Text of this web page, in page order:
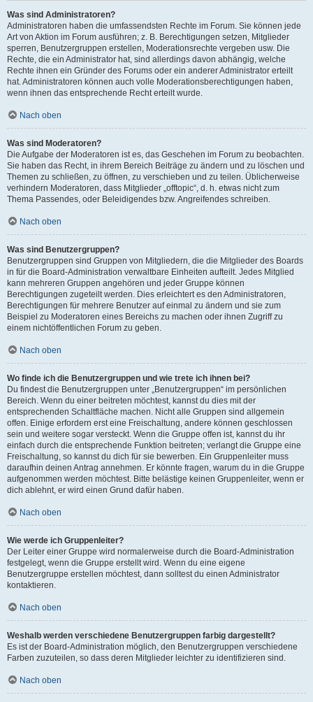
Was sind Administratoren?
Administratoren haben die umfassendsten Rechte im Forum. Sie können jede
Art von Aktion im Forum ausführen; z. B. Berechtigungen setzen, Mitglieder
sperren, Benutzergruppen erstellen, Moderationsrechte vergeben usw. Die
Rechte, die ein Administrator hat, sind allerdings davon abhängig, welche
Rechte ihnen ein Gründer des Forums oder ein anderer Administrator erteilt
hat. Administratoren können auch volle Moderationsberechtigungen haben,
wenn ihnen das entsprechende Recht erteilt wurde.
Nach oben
Was sind Moderatoren?
Die Aufgabe der Moderatoren ist es, das Geschehen im Forum zu beobachten.
Sie haben das Recht, in ihrem Bereich Beiträge zu ändern und zu löschen und
Themen zu schließen, zu öffnen, zu verschieben und zu teilen. Üblicherweise
verhindern Moderatoren, dass Mitglieder „offtopic“, d. h. etwas nicht zum
Thema Passendes, oder Beleidigendes bzw. Angreifendes schreiben.
Nach oben
Was sind Benutzergruppen?
Benutzergruppen sind Gruppen von Mitgliedern, die die Mitglieder des Boards
in für die Board-Administration verwaltbare Einheiten aufteilt. Jedes Mitglied
kann mehreren Gruppen angehören und jeder Gruppe können
Berechtigungen zugeteilt werden. Dies erleichtert es den Administratoren,
Berechtigungen für mehrere Benutzer auf einmal zu ändern und sie zum
Beispiel zu Moderatoren eines Bereichs zu machen oder ihnen Zugriff zu
einem nichtöffentlichen Forum zu geben.
Nach oben
Wo finde ich die Benutzergruppen und wie trete ich ihnen bei?
Du findest die Benutzergruppen unter „Benutzergruppen“ im persönlichen
Bereich. Wenn du einer beitreten möchtest, kannst du dies mit der
entsprechenden Schaltfläche machen. Nicht alle Gruppen sind allgemein
offen. Einige erfordern erst eine Freischaltung, andere können geschlossen
sein und weitere sogar versteckt. Wenn die Gruppe offen ist, kannst du ihr
einfach durch die entsprechende Funktion beitreten; verlangt die Gruppe eine
Freischaltung, so kannst du dich für sie bewerben. Ein Gruppenleiter muss
daraufhin deinen Antrag annehmen. Er könnte fragen, warum du in die Gruppe
aufgenommen werden möchtest. Bitte belästige keinen Gruppenleiter, wenn er
dich ablehnt, er wird einen Grund dafür haben.
Nach oben
Wie werde ich Gruppenleiter?
Der Leiter einer Gruppe wird normalerweise durch die Board-Administration
festgelegt, wenn die Gruppe erstellt wird. Wenn du eine eigene
Benutzergruppe erstellen möchtest, dann solltest du einen Administrator
kontaktieren.
Nach oben
Weshalb werden verschiedene Benutzergruppen farbig dargestellt?
Es ist der Board-Administration möglich, den Benutzergruppen verschiedene
Farben zuzuteilen, so dass deren Mitglieder leichter zu identifizieren sind.
Nach oben